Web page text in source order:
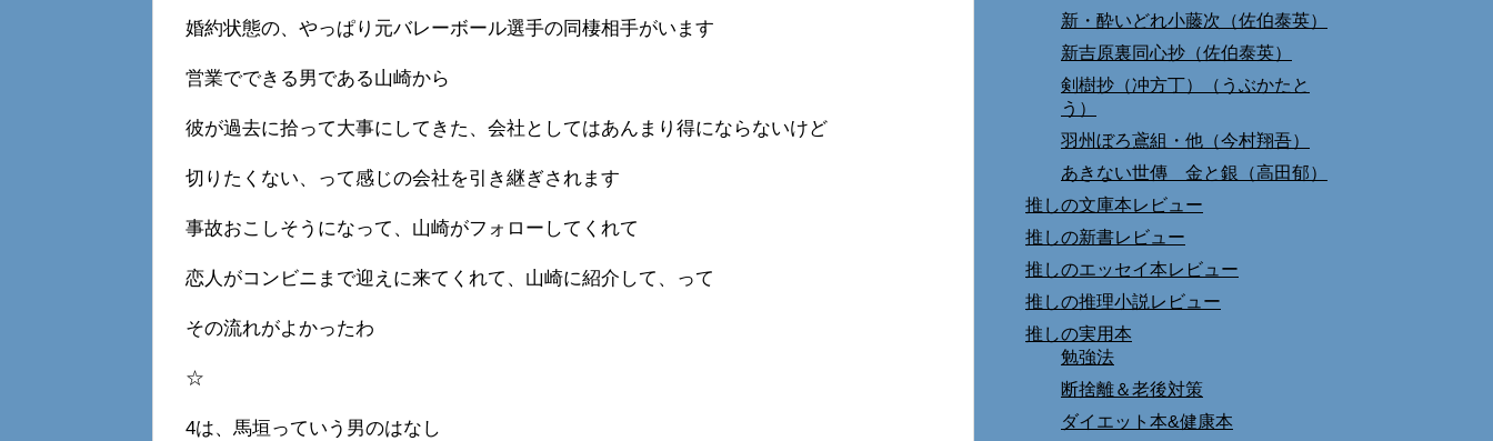
婚約状態の、やっぱり元バレーボール選手の同棲相手がいます
営業でできる男である山崎から
彼が過去に拾って大事にしてきた、会社としてはあんまり得にならないけど
切りたくない、って感じの会社を引き継ぎされます
事故おこしそうになって、山崎がフォローしてくれて
恋人がコンビニまで迎えに来てくれて、山崎に紹介して、って
その流れがよかったわ
☆
4は、馬垣っていう男のはなし
新・酔いどれ小藤次（佐伯泰英）
新吉原裏同心抄（佐伯泰英）
剣樹抄（冲方丁）（うぶかたと
う）
羽州ぼろ鳶組・他（今村翔吾）
あきない世傳 金と銀（高田郁）
推しの文庫本レビュー
推しの新書レビュー
推しのエッセイ本レビュー
推しの推理小説レビュー
推しの実用本
勉強法
断捨離＆老後対策
ダイエット本&健康本